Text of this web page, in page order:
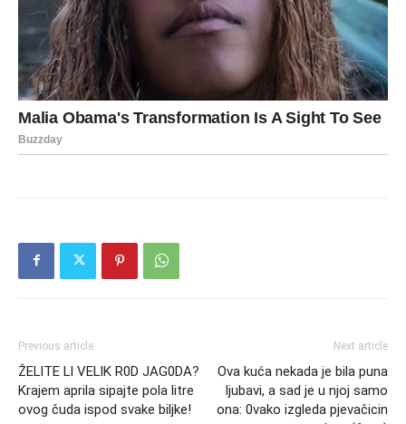
Previous article
ŽELlTE Ll VELlK R0D JAG0DA?
Krajem aprila sipajte pola litre
ovog čuda ispod svake biljke!
Next article
Ova kuća nekada je bila puna
ljubavi, a sad je u njoj samo
ona: 0vako izgleda pjevačicin